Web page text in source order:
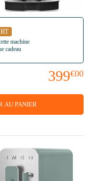
machine
cadeau
399€00
AU PANIER